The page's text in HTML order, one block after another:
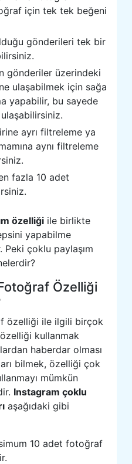
için tek tek beğeni
gönderileri tek bir
gönderiler üzerindeki
ulaşabilmek için sağa
yapabilir, bu sayede
ayrı filtreleme ya
aynı filtreleme
fazla 10 adet
özelliği ile birlikte
yapabilme
Peki çoklu paylaşım
Özelliği
özelliği ile ilgili birçok
kullanmak
haberdar olması
bilmek, özelliği çok
mümkün
Instagram çoklu
aşağıdaki gibi
10 adet fotoğraf